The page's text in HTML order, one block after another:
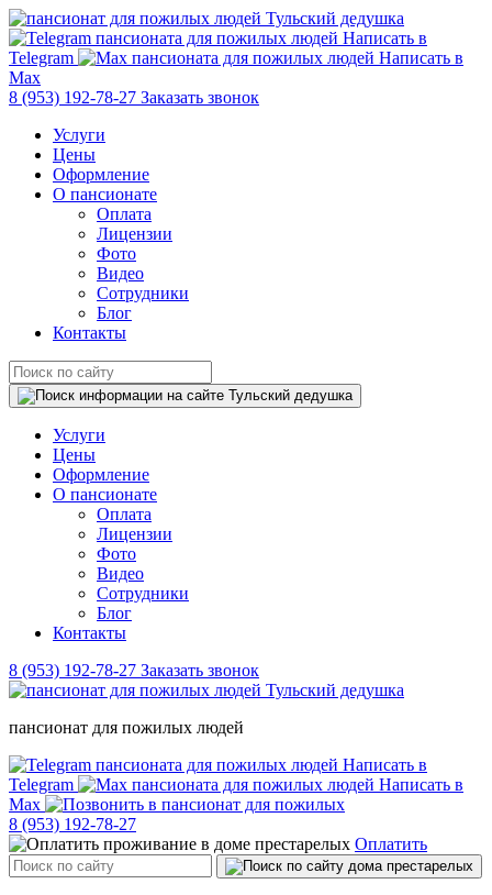
Написать в
Telegram
Написать в
Max
8 (953) 192-78-27 Заказать звонок
Услуги
Цены
Оформление
О пансионате
Оплата
Лицензии
Фото
Видео
Сотрудники
Блог
Контакты
Услуги
Цены
Оформление
О пансионате
Оплата
Лицензии
Фото
Видео
Сотрудники
Блог
Контакты
8 (953) 192-78-27 Заказать звонок
пансионат для пожилых людей
Написать в
Telegram
Написать в
Max
8 (953) 192-78-27
Оплатить